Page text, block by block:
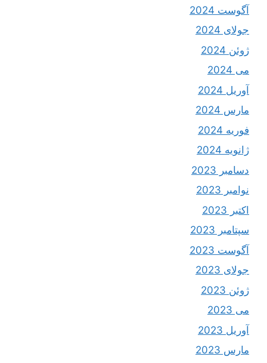
آگوست 2024
جولای 2024
ژوئن 2024
می 2024
آوریل 2024
مارس 2024
فوریه 2024
ژانویه 2024
دسامبر 2023
نوامبر 2023
اکتبر 2023
سپتامبر 2023
آگوست 2023
جولای 2023
ژوئن 2023
می 2023
آوریل 2023
مارس 2023